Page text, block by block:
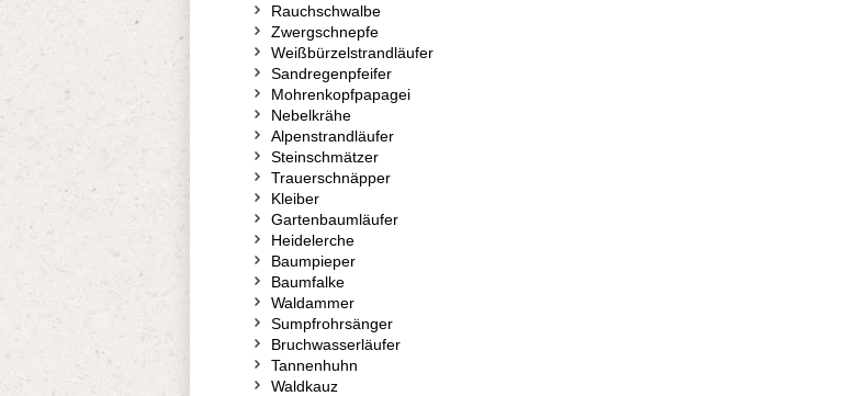
Rauchschwalbe
Zwergschnepfe
Weißbürzelstrandläufer
Sandregenpfeifer
Mohrenkopfpapagei
Nebelkrähe
Alpenstrandläufer
Steinschmätzer
Trauerschnäpper
Kleiber
Gartenbaumläufer
Heidelerche
Baumpieper
Baumfalke
Waldammer
Sumpfrohrsänger
Bruchwasserläufer
Tannenhuhn
Waldkauz